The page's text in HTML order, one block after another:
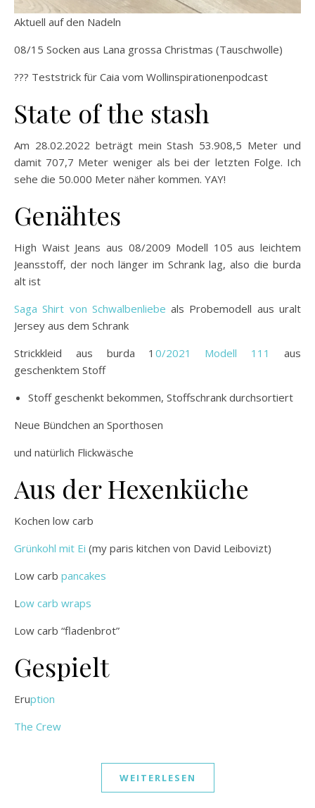
Aktuell auf den Nadeln
08/15 Socken aus Lana grossa Christmas (Tauschwolle)
??? Teststrick für Caia vom Wollinspirationenpodcast
State of the stash
Am 28.02.2022 beträgt mein Stash 53.908,5 Meter und
damit 707,7 Meter weniger als bei der letzten Folge. Ich
sehe die 50.000 Meter näher kommen. YAY!
Genähtes
High Waist Jeans aus 08/2009 Modell 105 aus leichtem
Jeansstoff, der noch länger im Schrank lag, also die burda
alt ist
Saga Shirt von Schwalbenliebe als Probemodell aus uralt
Jersey aus dem Schrank
Strickkleid aus burda 1 0/2021 Modell 111
aus
geschenktem Stoff
Stoff geschenkt bekommen, Stoffschrank durchsortiert
Neue Bündchen an Sporthosen
und natürlich Flickwäsche
Aus der Hexenküche
Kochen low carb
Grünkohl mit Ei (my paris kitchen von David Leibovizt)
Low carb pancakes
L ow carb wraps
Low carb “fladenbrot”
Gespielt
Eruption
The Crew
WEITERLESEN